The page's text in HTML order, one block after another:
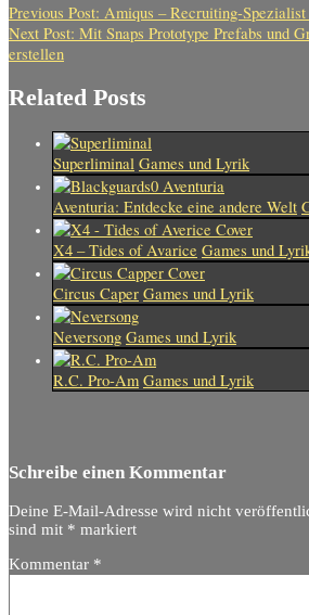
Previous Post: Amiqus – Recruiting-
Next Post: Mit Snaps Prototype Prefabs und
erstellen
Related Posts
Superliminal Games und Lyrik
Aventuria: Entdecke eine andere Welt
X4 – Tides of Avarice Games und
Circus Caper Games und Lyrik
Neversong Games und Lyrik
R.C. Pro-Am Games und Lyrik
Schreibe einen Kommentar
Deine E-Mail-Adresse wird nicht
sind mit * markiert
Kommentar *